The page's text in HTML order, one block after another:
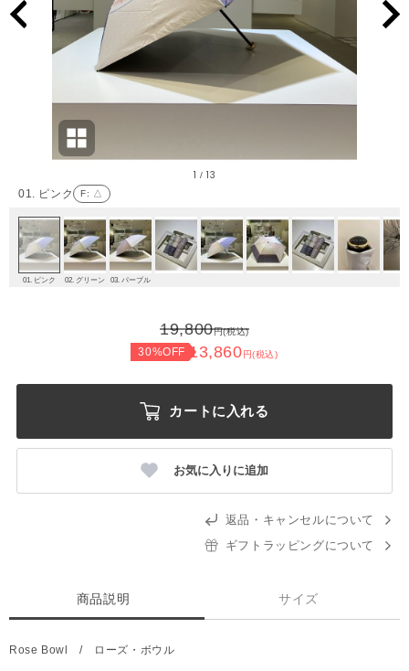
01. ピンク F: △
1 /13
01. ピンク 02. グリーン 03. パープル
19,800円(税込)
30%OFF 13,860円(税込)
カートに入れる
お気に入りに追加
返品・キャンセルについて
ギフトラッピングについて
商品説明 サイズ
Rose Bowl / ローズ・ボウル